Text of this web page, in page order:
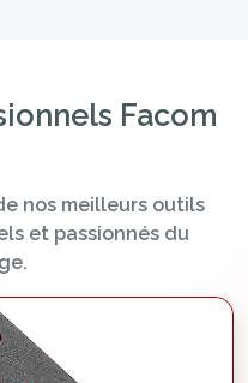
Facom
nos meilleurs outils
et passionnés du